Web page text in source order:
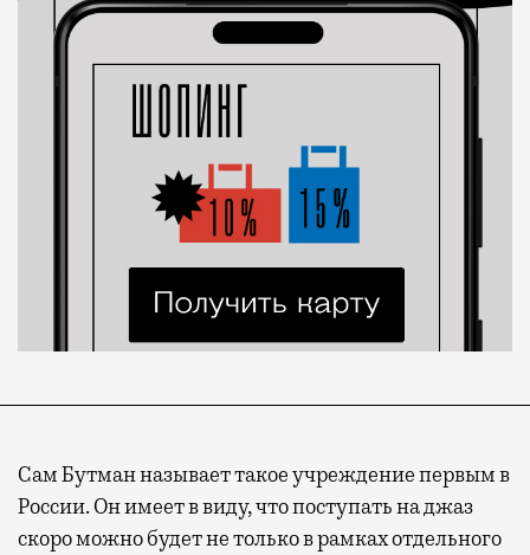
Сам Бутман называет такое учреждение первым в
России. Он имеет в виду, что поступать на джаз
скоро можно будет не только в рамках отдельного